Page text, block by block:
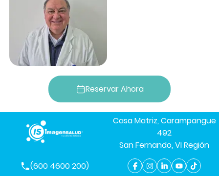
Reservar Ahora
Casa Matriz, Carampangue
492
San Fernando, VI Región
(600 4600 200)